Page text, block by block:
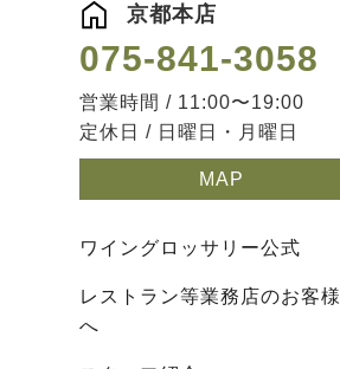
京都本店
075-841-3058
営業時間 / 11:00〜19:00
定休日 / 日曜日・月曜日
MAP
ワイングロッサリー公式
レストラン等業務店のお客様
へ